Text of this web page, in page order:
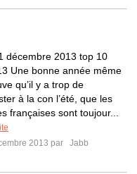
décembre 2013 top 10
Une bonne année même
qu’il y a trop de
à la con l’été, que les
françaises sont toujour...
2013 par
Jabb